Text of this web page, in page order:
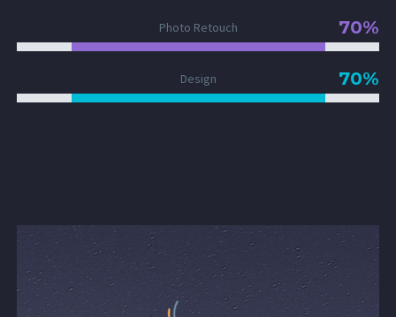
Photo Retouch 70%
Design 70%